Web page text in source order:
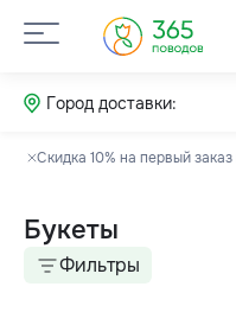
Город доставки:
Скидка 10% на первый
Букеты
Фильтры